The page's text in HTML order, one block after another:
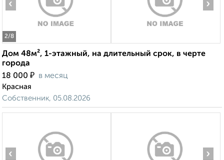
2/8
‹ ›
Дом 48м², 1-этажный, на длительный срок, в черте
города
18 000 ₽ в месяц
Красная
Собственник, 05.08.2026
‹ ›